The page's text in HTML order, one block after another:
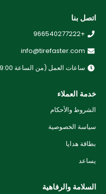
اتصل بنا
+966540277222
info@tirefaster.com
ساعات العمل (من الساعة 9:00 صباحًا إلى الساعة 6:00 مساءً)
خدمة العملاء
الشروط والأحكام
سياسة الخصوصية
بطاقة هدايا
يساعد
السلامة والرفاهية